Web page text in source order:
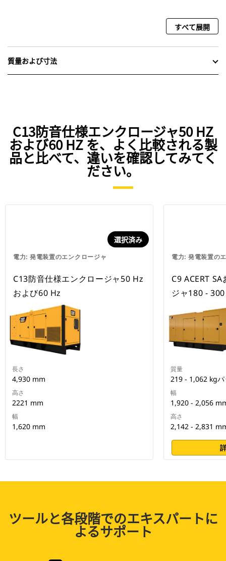
すべて展開
質量および寸法
C13防音仕様エンクロージャ50 HZ
および60 HZ を、よく比較される製
品と比べて、違いを確認してみてく
ださい。
電力: 発電装置のエンクロージャ
選択済み
C13防音仕様エンクロージャ50 Hz
および60 Hz
長さ
4,930 mm
高さ
2221 mm
幅
1,620 mm
電力: 発電装置の
C9 ACERT
ジャ180 -
質量
219 - 1,062 kg
幅
1,920 - 2,056
高さ
2,142 - 2,831
ツールと各段階でのエキスパートに
よるサポート